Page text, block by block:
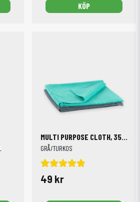
KÖP
MULTI PURPOSE CLOTH, 35X40CM
GRÅ/TURKOS
49 kr